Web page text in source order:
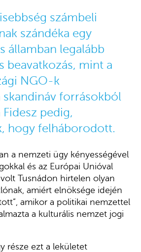
számbeli
szándéka egy
államban legalább
beavatkozás, mint a
NGO-k
skandináv forrásokból
pedig,
hogy felháborodott.
a nemzeti ügy kényességével
és az Európai Unióval
Tusnádon hirtelen olyan
amiért elnöksége idején
amikor a politikai nemzettel
a kulturális nemzet jogi
része ezt a lekületet